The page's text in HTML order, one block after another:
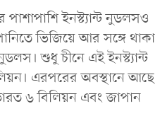
ইনস্ট্যান্ট নুডলসও
ভিজিয়ে আর সঙ্গে থাকা
শুধু চীনে এই ইনস্ট্যান্ট
এরপরের অবস্থানে আছে
৬ বিলিয়ন এবং জাপান